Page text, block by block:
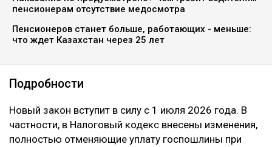
пенсионерам отсутствие медосмотра
Пенсионеров станет больше, работающих - меньше:
что ждет Казахстан через 25 лет
Подробности
Новый закон вступит в силу с 1 июля 2026 года. В
частности, в Налоговый кодекс внесены изменения,
полностью отменяющие уплату госпошлины при